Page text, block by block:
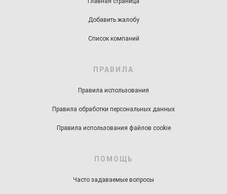
Добавить жалобу
Список компаний
ПРАВИЛА
Правила использования
Правила обработки персональных данных
Правила использования файлов cookie
ПОМОЩЬ
Часто задаваемые вопросы